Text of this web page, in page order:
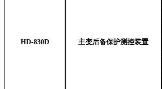
HD-830D 主变后备保护测控装置